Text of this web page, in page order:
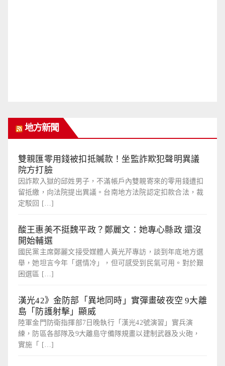
地方新聞
雙親匯零用錢被扣抵贓款！坐監詐欺犯聲明異議
院方打臉
因詐欺入獄的邱姓男子，不滿帳戶內雙親寄來的零用錢遭扣
留抵繳，向法院提出異議。台南地方法院認定扣款合法，裁
定駁回 […]
酸王惠美不挺魏平政？鄭麗文：她專心縣政 還沒
開始輔選
國民黨主席鄭麗文接受媒體人黃光芹專訪，談到年底地方選
舉，她坦言今年「選情冷」，但可感受到民氣可用。對於艱
困選區 […]
漢光42》金防部「異地同時」實彈畫破夜空 9大離
島「防護射擊」顯威
陸軍金門防衛指揮部7日晚執行「漢光42號演習」實兵演
練，防區各部隊及9大離島守備隊規畫以建制武器及火砲，
實施「 […]